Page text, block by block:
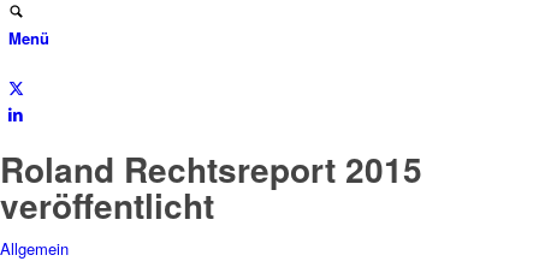
Menü
Roland Rechtsreport 2015
veröffentlicht
Allgemein